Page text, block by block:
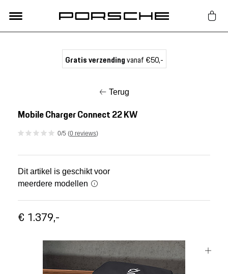
Nieuw
Acties
Porsche finder
Gratis verzendingvanaf €50,-
Terug
Mobile Charger Connect 22 KW
0/5 (0 reviews)
Dit artikel is geschikt voor
meerdere modellen
€ 1.379,-